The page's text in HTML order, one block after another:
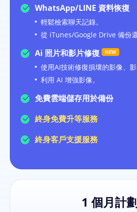
1 個月計
WhatsApp/LINE 資料恢復
輕鬆檢索聊天記錄。
從 iTunes/Google Drive 備份還
Ai 照片和影片修復
使用AI技術修復損壞的影像、影
利用 AI 增強影像。
免費雲端儲存用於備份
終身免費升等服務
終身客戶支援服務